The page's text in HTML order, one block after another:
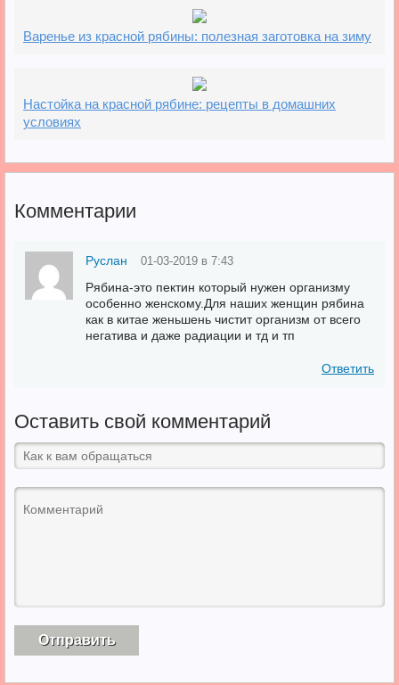
Варенье из красной рябины: полезная заготовка на зиму
Настойка на красной рябине: рецепты в домашних
условиях
Комментарии
Руслан 01-03-2019 в 7:43
Рябина-это пектин который нужен организму
особенно женскому.Для наших женщин рябина
как в китае женьшень чистит организм от всего
негатива и даже радиации и тд и тп
Ответить
Оставить свой комментарий